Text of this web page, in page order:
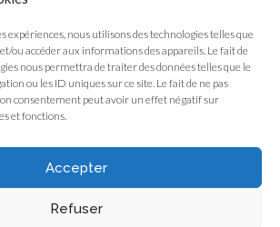
expériences, nous utilisons des technologies telles que
ou accéder aux informations des appareils. Le fait de
nous permettra de traiter des données telles que le
ou les ID uniques sur ce site. Le fait de ne pas
consentement peut avoir un effet négatif sur
et fonctions.
Accepter
Refuser